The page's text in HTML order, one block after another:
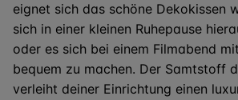
eignet sich das schöne Dekokissen
sich in einer kleinen Ruhepause
oder es sich bei einem Filmabend
bequem zu machen. Der Samtstoff
verleiht deiner Einrichtung einen